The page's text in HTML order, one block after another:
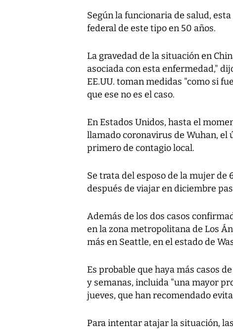
Según la funcionaria de salud,
federal de este tipo en 50 años.
La gravedad de la situación en
asociada con esta enfermedad,"
EE.UU. toman medidas "como si
que ese no es el caso.
En Estados Unidos, hasta el
llamado coronavirus de Wuhan, el
primero de contagio local.
Se trata del esposo de la mujer de
después de viajar en diciembre
Además de los dos casos
en la zona metropolitana de Los
más en Seattle, en el estado de
Es probable que haya más casos
y semanas, incluida "una mayor
jueves, que han recomendado
Para intentar atajar la situación,